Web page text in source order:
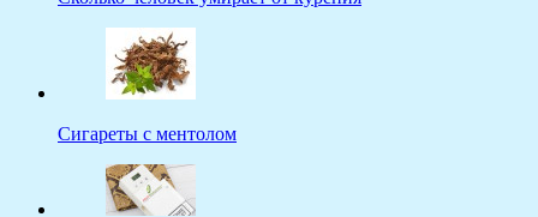
Сигареты с ментолом